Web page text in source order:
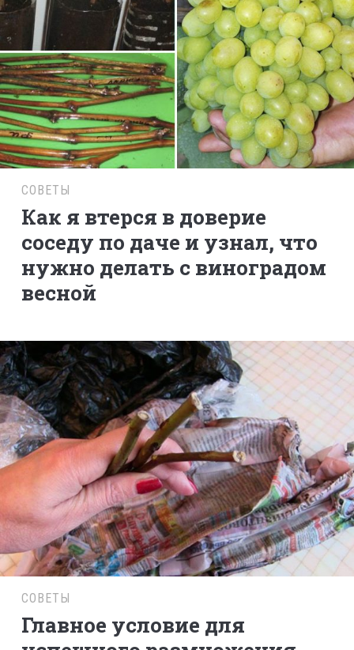
СОВЕТЫ
Как я втерся в доверие
соседу по даче и узнал, что
нужно делать с виноградом
весной
СОВЕТЫ
Главное условие для